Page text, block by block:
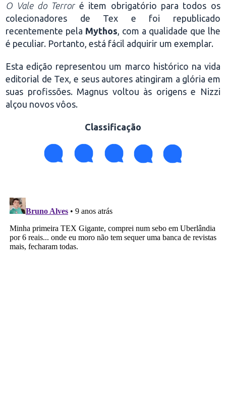
O Vale do Terroré item obrigatório para todos os
colecionadores de Tex e foi republicado
recentemente pela Mythos, com a qualidade que lhe
é peculiar. Portanto, está fácil adquirir um exemplar.
Esta edição representou um marco histórico na vida
editorial de Tex, e seus autores atingiram a glória em
suas profissões. Magnus voltou às origens e Nizzi
alçou novos vôos.
Classificação